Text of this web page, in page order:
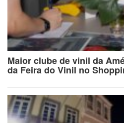
Maior clube de vinil da
da Feira do Vinil no